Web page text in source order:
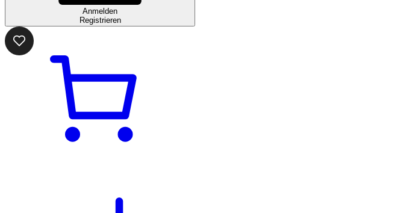
Anmelden
Registrieren